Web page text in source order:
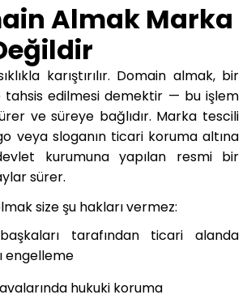
Almak Marka
karıştırılır. Domain almak, bir
tahsis edilmesi demektir — bu işlem
ve süreye bağlıdır. Marka tescili
veya sloganın ticari koruma altına
kurumuna yapılan resmi bir
sürer.
size şu hakları vermez:
tarafından ticari alanda
engelleme
hukuki koruma